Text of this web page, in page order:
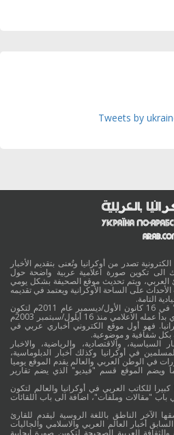
Tweets by
تصدر من أوكرانيا وتُعنى بتقديم الأخبار
الى تكوين صورة اعلامية عربية واضحة حول
العربي، ويتم تحديث موقع الصحيفة بشكل يومي
على الساحة الأوكرانية ويعتمد في تقديمه
التامة.
وقد جائت انطلاقة "أوكرانيا بالعربية" في 16 كانون الأول/ديسمبر عام 2011م لتكون
امتدادا للموقع العربي الاوكراني والذي بدأ عمله الاعلامي منذ 16 أيلول/سبتمبر 2003م
فهو أول موقع الكتروني أخباري عربي في
بكل شفافية و موضوعية.
والاقتصادية، والرياضية، والاخبار
في أوكرانيا وكذلك أخبار الدبلوماسية،
في الوطن العربي والعالم يقدم الموقع يوميا
ويضم الموقع قسم "فيديو" الذي يضم تقارير
كبيرا للكاتب العربي في أوكرانيا والعالم لتكون
باب "مقالات وملفات"، اضافة الى باب اللقائات
الآخر الناطق باللغة الروسية ليقدم للقارئ
أخبار العالم العربي والاسلامي والجاليات